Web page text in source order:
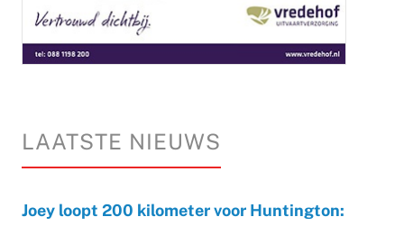
LAATSTE NIEUWS
Joey loopt 200 kilometer voor Huntington: